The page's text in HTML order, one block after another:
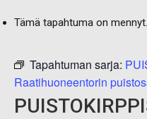
Tämä tapahtuma on mennyt.
Tapahtuman sarja:
Raatihuoneentorin